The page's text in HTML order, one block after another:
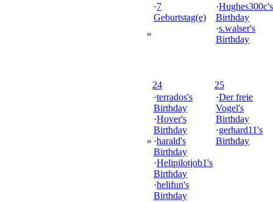
»
·7
Geburtstag(e)
·Hughes300c's
Birthday
·s.walser's
Birthday
»
24
·terrados's
Birthday
·Hover's
Birthday
·harald's
Birthday
·Helipilotjob1's
Birthday
·helifun's
Birthday
25
·Der freie
Vogel's
Birthday
·gerhard11's
Birthday